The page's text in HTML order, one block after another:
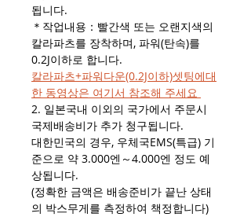
됩니다.
＊작업내용：빨간색 또는 오랜지색의
칼라파츠를 장착하며, 파워(탄속)를
0.2J이하로 합니다.
칼라파츠+파워다운(0.2J이하)셋팅에대
한 동영상은 여기서 참조해 주세요
2. 일본국내 이외의 국가에서 주문시
국제배송비가 추가 청구됩니다.
대한민국의 경우, 우체국EMS(특급) 기
준으로 약 3.000엔～4.000엔 정도 예
상됩니다.
(정확한 금액은 배송준비가 끝난 상태
의 박스무게를 측정하여 책정합니다)